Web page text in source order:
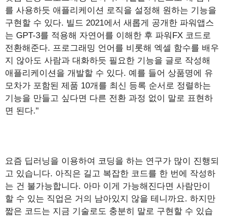
를 사용하듯 애플리케이션 로직을 설정해 원하는 기능을
구현할 수 있다. 빌드 2021에서 새롭게 공개한 파워앱스
는 GPT-3를 적용해 자연어를 이해한 후 파워FX 코드로
전환해준다. 프로그래밍 언어를 비롯해 엑셀 함수를 배우
지 않아도 사람과 대화하듯 필요한 기능을 글로 작성해
애플리케이션을 개발할 수 있다. 예를 들어 상품명에 유
모차가 포함된 제품 10개를 최신 등록 순서로 정렬하는
기능을 만들고 싶다면 다른 전환 과정 없이 말로 표현하
면 된다."
요즘 딥러닝을 이용하여 코딩을 하는 연구가 많이 진행되
고 있습니다. 아직은 길고 복잡한 코드를 한 번에 작성하
는 건 불가능합니다. 아마 이게 가능해진다면 사람만이
할 수 있는 직업은 거의 남아있지 않을 테니까요. 하지만
짧은 코드는 지금 기술로도 충분히 말로 구현할 수 있습